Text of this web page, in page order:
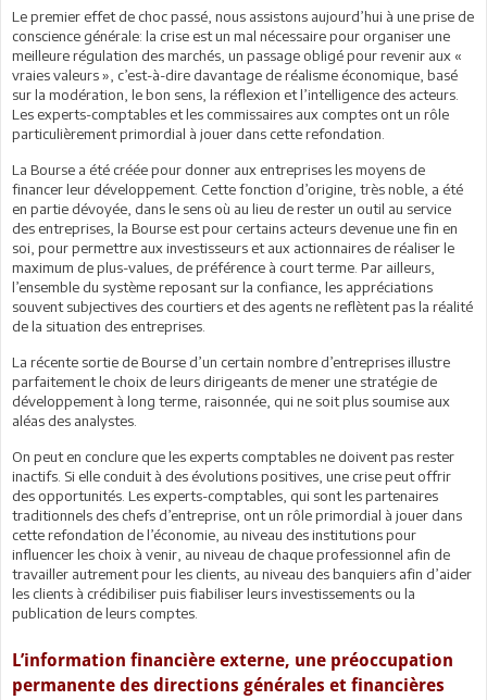
Le premier effet de choc passé, nous assistons aujourd’hui à une prise de
conscience générale: la crise est un mal nécessaire pour organiser une
meilleure régulation des marchés, un passage obligé pour revenir aux «
vraies valeurs », c’est-à-dire davantage de réalisme économique, basé
sur la modération, le bon sens, la réflexion et l’intelligence des acteurs.
Les experts-comptables et les commissaires aux comptes ont un rôle
particulièrement primordial à jouer dans cette refondation.
La Bourse a été créée pour donner aux entreprises les moyens de
financer leur développement. Cette fonction d’origine, très noble, a été
en partie dévoyée, dans le sens où au lieu de rester un outil au service
des entreprises, la Bourse est pour certains acteurs devenue une fin en
soi, pour permettre aux investisseurs et aux actionnaires de réaliser le
maximum de plus-values, de préférence à court terme. Par ailleurs,
l’ensemble du système reposant sur la confiance, les appréciations
souvent subjectives des courtiers et des agents ne reflètent pas la réalité
de la situation des entreprises.
La récente sortie de Bourse d’un certain nombre d’entreprises illustre
parfaitement le choix de leurs dirigeants de mener une stratégie de
développement à long terme, raisonnée, qui ne soit plus soumise aux
aléas des analystes.
On peut en conclure que les experts comptables ne doivent pas rester
inactifs. Si elle conduit à des évolutions positives, une crise peut offrir
des opportunités. Les experts-comptables, qui sont les partenaires
traditionnels des chefs d’entreprise, ont un rôle primordial à jouer dans
cette refondation de l’économie, au niveau des institutions pour
influencer les choix à venir, au niveau de chaque professionnel afin de
travailler autrement pour les clients, au niveau des banquiers afin d’aider
les clients à crédibiliser puis fiabiliser leurs investissements ou la
publication de leurs comptes.
L’information financière externe, une préoccupation
permanente des directions générales et financières